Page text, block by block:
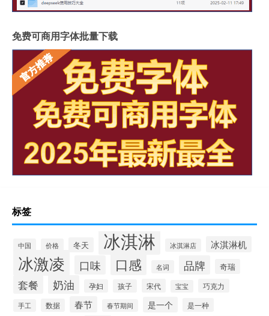
免费可商用字体批量下载
标签
中国 价格 冬天 冰淇淋 冰淇淋店 冰淇淋机
冰激凌 口味 口感 名词 品牌 奇瑞
套餐 奶油 孕妇 孩子 宋代 宝宝 巧克力
手工 数据 春节 春节期间 是一个 是一种